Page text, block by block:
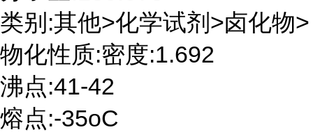
类别:其他>化学试剂>卤化物>
物化性质:密度:1.692
沸点:41-42
熔点:-35oC